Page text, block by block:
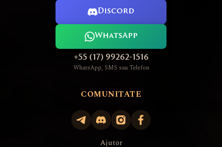
Discord
WhatsApp
+55 (17) 99262-1516
WhatsApp, SMS sau Telefon
COMUNITATE
Ajutor